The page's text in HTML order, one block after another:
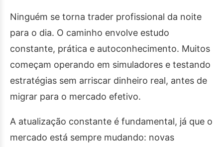
Ninguém se torna trader profissional da noite
para o dia. O caminho envolve estudo
constante, prática e autoconhecimento. Muitos
começam operando em simuladores e testando
estratégias sem arriscar dinheiro real, antes de
migrar para o mercado efetivo.
A atualização constante é fundamental, já que o
mercado está sempre mudando: novas